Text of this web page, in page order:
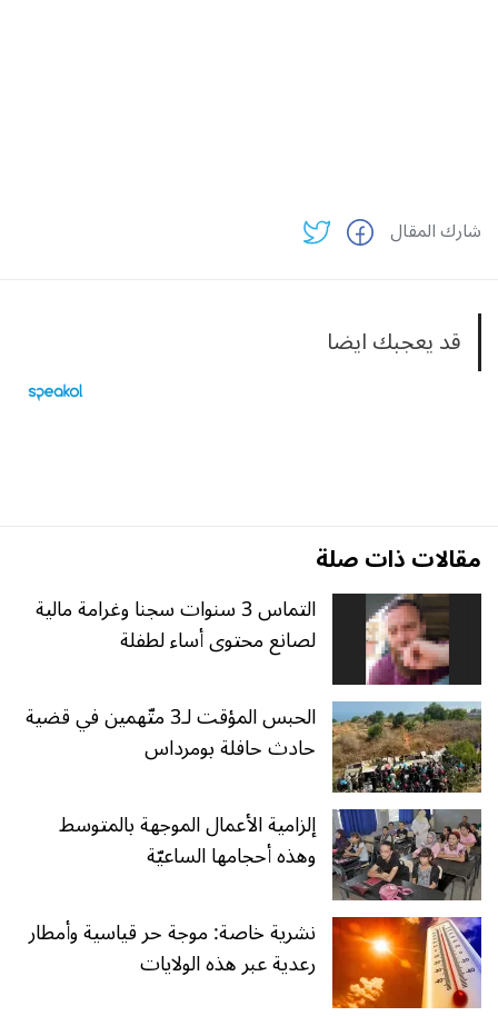
شارك المقال
قد يعجبك ايضا
مقالات ذات صلة
التماس 3 سنوات سجنا وغرامة مالية
لصانع محتوى أساء لطفلة
الحبس المؤقت لـ3 متّهمين في قضية
حادث حافلة بومرداس
إلزامية الأعمال الموجهة بالمتوسط
وهذه أحجامها الساعيّة
نشرية خاصة: موجة حر قياسية وأمطار
رعدية عبر هذه الولايات